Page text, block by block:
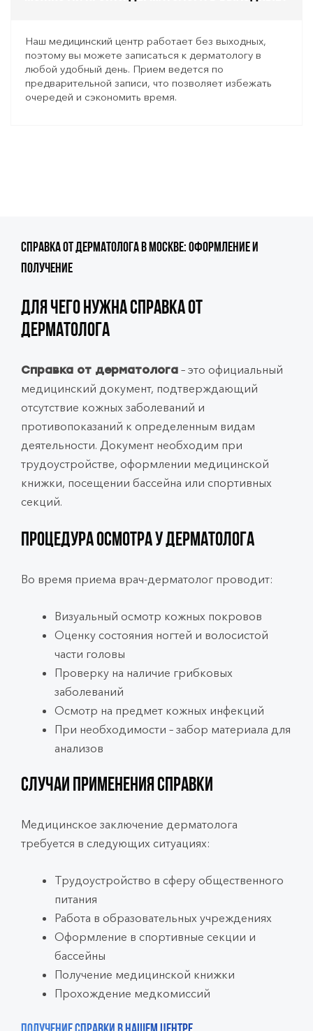
Наш медицинский центр работает без выходных,
поэтому вы можете записаться к дерматологу в
любой удобный день. Прием ведется по
предварительной записи, что позволяет избежать
очередей и сэкономить время.
Справка от дерматолога в Москве: оформление и
получение
Для чего нужна справка от
дерматолога
Справка от дерматолога – это официальный
медицинский документ, подтверждающий
отсутствие кожных заболеваний и
противопоказаний к определенным видам
деятельности. Документ необходим при
трудоустройстве, оформлении медицинской
книжки, посещении бассейна или спортивных
секций.
Процедура осмотра у дерматолога
Во время приема врач-дерматолог проводит:
Визуальный осмотр кожных покровов
Оценку состояния ногтей и волосистой
части головы
Проверку на наличие грибковых
заболеваний
Осмотр на предмет кожных инфекций
При необходимости – забор материала для
анализов
Случаи применения справки
Медицинское заключение дерматолога
требуется в следующих ситуациях:
Трудоустройство в сферу общественного
питания
Работа в образовательных учреждениях
Оформление в спортивные секции и
бассейны
Получение медицинской книжки
Прохождение медкомиссий